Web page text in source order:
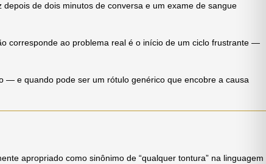
de dois minutos de conversa e um exame de sangue
corresponde ao problema real é o início de um ciclo frustrante —
— e quando pode ser um rótulo genérico que encobre a causa
apropriado como sinônimo de “qualquer tontura” na linguagem